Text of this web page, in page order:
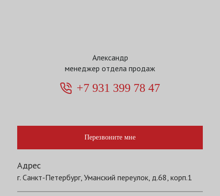
Александр
менеджер отдела продаж
+7 931 399 78 47
Перезвоните мне
Адрес
г. Санкт-Петербург, Уманский переулок, д.68, корп.1